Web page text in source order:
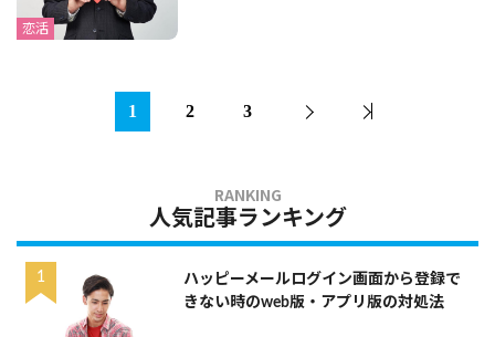
恋活
1 2 3
人気記事ランキング
ハッピーメールログイン画面から登録で
きない時のweb版・アプリ版の対処法